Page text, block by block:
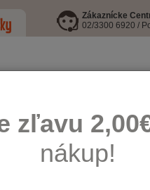
Zákaznícke
02/3300 6920 /
zľavu
nákup!